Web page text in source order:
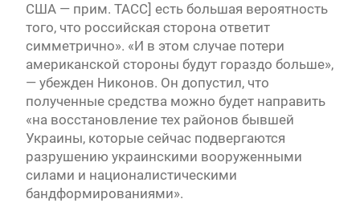
США — прим. ТАСС] есть большая вероятность
того, что российская сторона ответит
симметрично». «И в этом случае потери
американской стороны будут гораздо больше»,
— убежден Никонов. Он допустил, что
полученные средства можно будет направить
«на восстановление тех районов бывшей
Украины, которые сейчас подвергаются
разрушению украинскими вооруженными
силами и националистическими
бандформированиями».